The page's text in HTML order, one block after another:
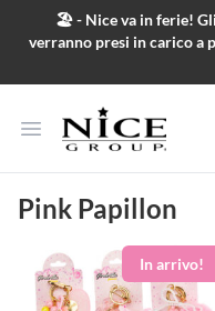
Salta al contenuto
🏖️ - Nice va in ferie!
verranno presi in carico a
Apri menu
Pink Papillon